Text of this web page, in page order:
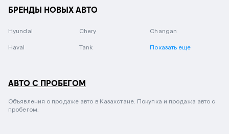
БРЕНДЫ НОВЫХ АВТО
Hyundai Chery Changan
Haval Tank Показать еще
АВТО С ПРОБЕГОМ
Объявления о продаже авто в Казахстане. Покупка и продажа авто с
пробегом.